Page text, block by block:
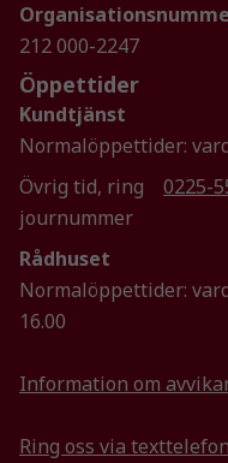
212 000-2247
Öppettider
Kundtjänst
Normalöppettider:
Övrig tid, ring
0225-
journummer
Rådhuset
Normalöppettider:
16.00
Information om
Ring oss via